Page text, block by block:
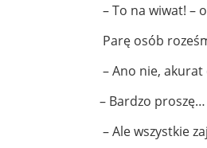
– To na wiwat! –
Parę osób
– Ano nie,
– Bardzo
– Ale wszystkie